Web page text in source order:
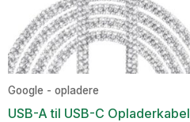
Google - opladere
USB-A til USB-C Opladerkabel